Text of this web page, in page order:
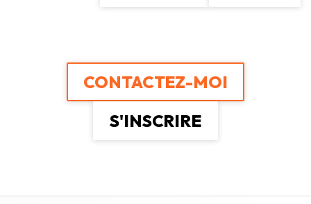
CONTACTEZ-MOI
S'INSCRIRE